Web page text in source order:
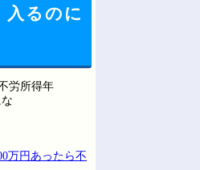
Powered by livedoor 相互RSS
入るのに